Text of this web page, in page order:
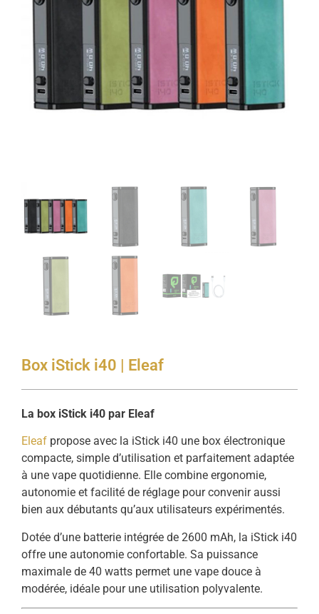
Box iStick i40 | Eleaf
La box iStick i40 par Eleaf
Eleaf propose avec la iStick i40 une box électronique
compacte, simple d’utilisation et parfaitement adaptée
à une vape quotidienne. Elle combine ergonomie,
autonomie et facilité de réglage pour convenir aussi
bien aux débutants qu’aux utilisateurs expérimentés.
Dotée d’une batterie intégrée de 2600 mAh, la iStick i40
offre une autonomie confortable. Sa puissance
maximale de 40 watts permet une vape douce à
modérée, idéale pour une utilisation polyvalente.